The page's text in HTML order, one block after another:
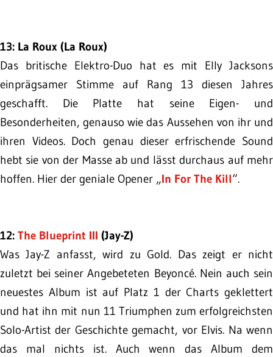
13: La Roux (La Roux)
Das britische Elektro-Duo hat es mit Elly Jacksons
einprägsamer Stimme auf Rang 13 diesen Jahres
geschafft. Die Platte hat seine Eigen- und
Besonderheiten, genauso wie das Aussehen von ihr und
ihren Videos. Doch genau dieser erfrischende Sound
hebt sie von der Masse ab und lässt durchaus auf mehr
hoffen. Hier der geniale Opener „In For The Kill“.
12: The Blueprint III (Jay-Z)
Was Jay-Z anfasst, wird zu Gold. Das zeigt er nicht
zuletzt bei seiner Angebeteten Beyoncé. Nein auch sein
neuestes Album ist auf Platz 1 der Charts geklettert
und hat ihn mit nun 11 Triumphen zum erfolgreichsten
Solo-Artist der Geschichte gemacht, vor Elvis. Na wenn
das mal nichts ist. Auch wenn das Album dem